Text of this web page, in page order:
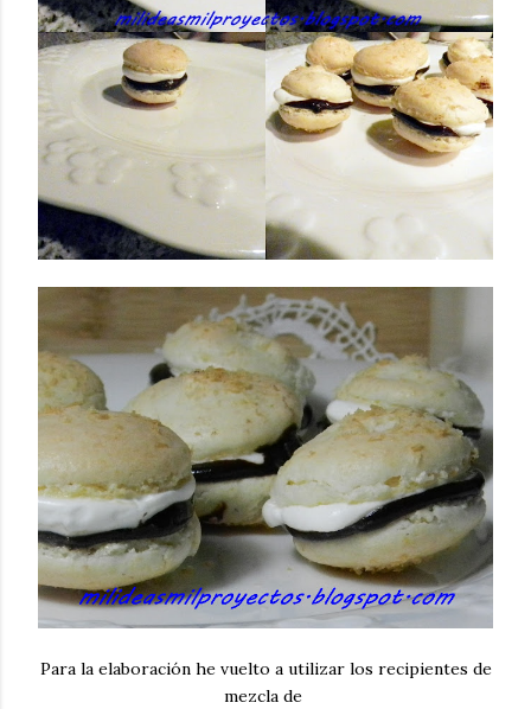
Para la elaboración he vuelto a utilizar los recipientes de
mezcla de